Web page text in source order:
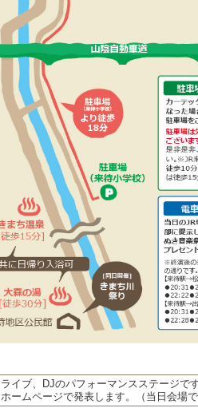
ライブ、DJのパフォーマンスステージで
ホームページで発表します。（当日会場で